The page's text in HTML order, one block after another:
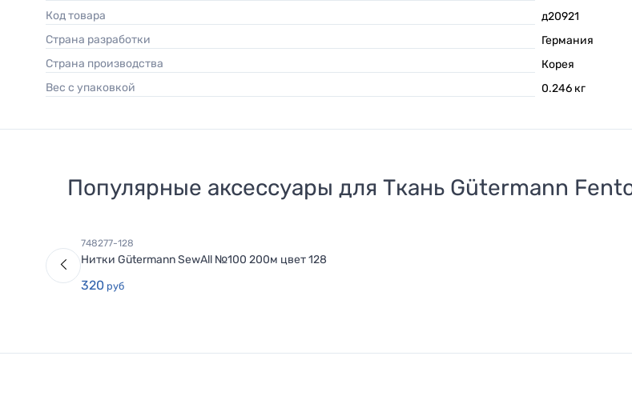
Код товара
д20921
Страна разработки
Германия
Страна производства
Корея
Вес с упаковкой
0.246 кг
Популярные аксессуары для Ткань Gütermann
748277-128
Нитки Gütermann SewAll №100 200м цвет 128
320 руб